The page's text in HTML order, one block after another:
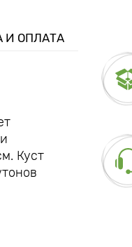
И ОПЛАТА
Куст